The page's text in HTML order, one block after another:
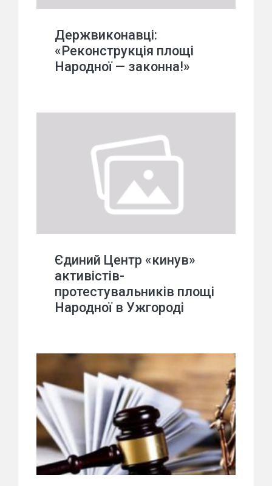
Держвиконавці:
«Реконструкція площі
Народної — законна!»
Єдиний Центр «кинув»
активістів-
протестувальників площі
Народної в Ужгороді